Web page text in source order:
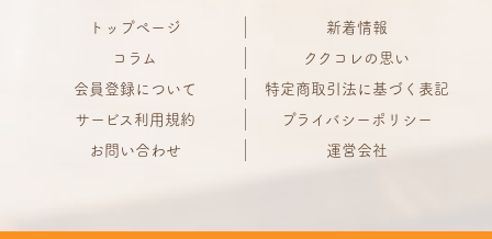
トップページ
新着情報
コラム
ククコレの思い
会員登録について
特定商取引法に基づく表記
サービス利用規約
プライバシーポリシー
お問い合わせ
運営会社